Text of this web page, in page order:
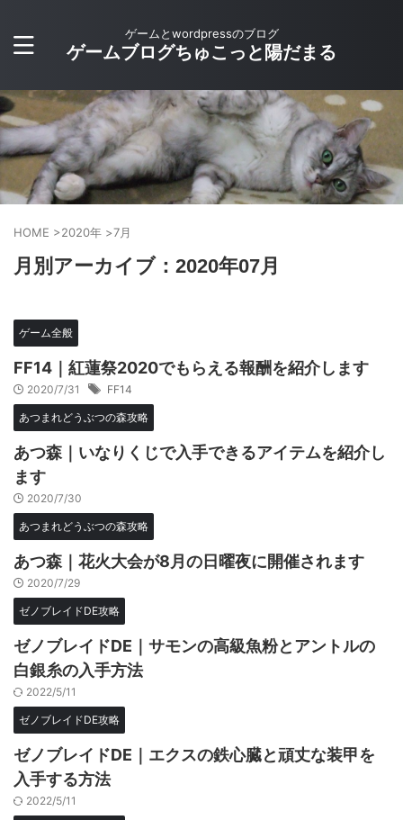
ゲームとwordpressのブログ
ゲームブログちゅこっと陽だまる
HOME >2020年 >7月
月別アーカイブ：2020年07月
ゲーム全般
FF14｜紅蓮祭2020でもらえる報酬を紹介します
2020/7/31 FF14
あつまれどうぶつの森攻略
あつ森｜いなりくじで入手できるアイテムを紹介し
ます
2020/7/30
あつまれどうぶつの森攻略
あつ森｜花火大会が8月の日曜夜に開催されます
2020/7/29
ゼノブレイドDE攻略
ゼノブレイドDE｜サモンの高級魚粉とアントルの
白銀糸の入手方法
2022/5/11
ゼノブレイドDE攻略
ゼノブレイドDE｜エクスの鉄心臓と頑丈な装甲を
入手する方法
2022/5/11